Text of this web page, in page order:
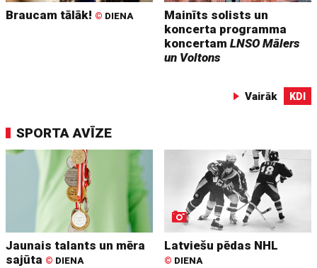
Braucam tālāk! © DIENA
Mainīts solists un
koncerta programma
koncertamLNSO Mālers
un Voltons
Vairāk KDI
SPORTA AVĪZE
Jaunais talants un mēra
sajūta © DIENA
Latviešu pēdas NHL
© DIENA